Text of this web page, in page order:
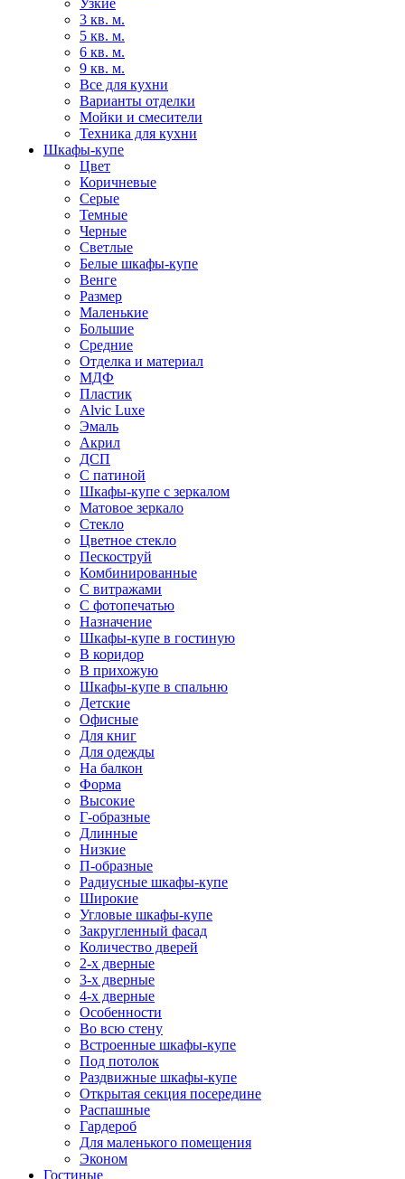
Узкие
3 кв. м.
5 кв. м.
6 кв. м.
9 кв. м.
Все для кухни
Варианты отделки
Мойки и смесители
Техника для кухни
Шкафы-купе
Цвет
Коричневые
Серые
Темные
Черные
Светлые
Белые шкафы-купе
Венге
Размер
Маленькие
Большие
Средние
Отделка и материал
МДФ
Пластик
Alvic Luxe
Эмаль
Акрил
ДСП
С патиной
Шкафы-купе с зеркалом
Матовое зеркало
Стекло
Цветное стекло
Пескоструй
Комбинированные
С витражами
С фотопечатью
Назначение
Шкафы-купе в гостиную
В коридор
В прихожую
Шкафы-купе в спальню
Детские
Офисные
Для книг
Для одежды
На балкон
Форма
Высокие
Г-образные
Длинные
Низкие
П-образные
Радиусные шкафы-купе
Широкие
Угловые шкафы-купе
Закругленный фасад
Количество дверей
2-х дверные
3-х дверные
4-х дверные
Особенности
Во всю стену
Встроенные шкафы-купе
Под потолок
Раздвижные шкафы-купе
Открытая секция посередине
Распашные
Гардероб
Для маленького помещения
Эконом
Гостиные